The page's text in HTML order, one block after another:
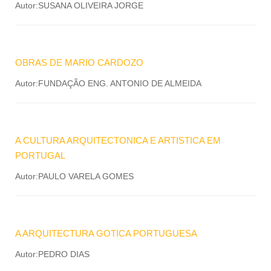
Autor:SUSANA OLIVEIRA JORGE
OBRAS DE MARIO CARDOZO
Autor:FUNDAÇÃO ENG. ANTONIO DE ALMEIDA
A CULTURA ARQUITECTONICA E ARTISTICA EM
PORTUGAL
Autor:PAULO VARELA GOMES
A ARQUITECTURA GOTICA PORTUGUESA
Autor:PEDRO DIAS